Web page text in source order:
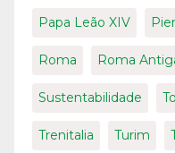
Papa Leão XIV
Roma Roma
Sustentabilidade
Trenitalia Turim